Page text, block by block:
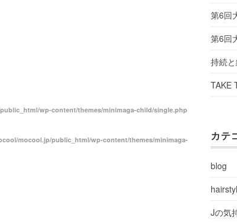
wp-content/themes/minimaga-child/single.php
mocool.jp/public_html/wp-content/themes/minimaga-
第6回
第6回
持続
TAKE
カテ
blog
Jの気